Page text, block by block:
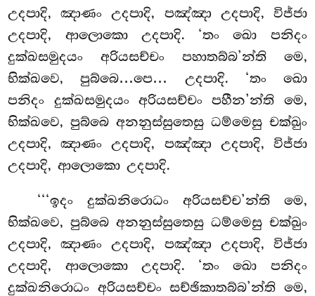
උදපාදි, ඤාණං උදපාදි, පඤ්ඤා උදපාදි, විජ්ජා
උදපාදි, ආලොකො උදපාදි. ‘තං ඛො පනිදං
දුක්ඛසමුදයං අරියසච්චං පහාතබ්බ’න්ති මෙ,
භික්ඛවෙ, පුබ්බෙ…පෙ… උදපාදි. ‘තං ඛො
පනිදං දුක්ඛසමුදයං අරියසච්චං පහීන’න්ති මෙ,
භික්ඛවෙ, පුබ්බෙ අනනුස්සුතෙසු ධම්මෙසු චක්ඛුං
උදපාදි, ඤාණං උදපාදි, පඤ්ඤා උදපාදි, විජ්ජා
උදපාදි, ආලොකො උදපාදි.
‘‘‘ඉදං දුක්ඛනිරොධං අරියසච්ච’න්ති මෙ,
භික්ඛවෙ, පුබ්බෙ අනනුස්සුතෙසු ධම්මෙසු චක්ඛුං
උදපාදි, ඤාණං උදපාදි, පඤ්ඤා උදපාදි, විජ්ජා
උදපාදි, ආලොකො උදපාදි. ‘තං ඛො පනිදං
දුක්ඛනිරොධං අරියසච්චං සච්ඡිකාතබ්බ’න්ති මෙ,